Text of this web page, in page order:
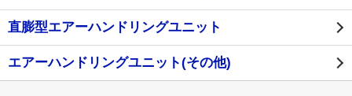
直膨型エアーハンドリングユニット
エアーハンドリングユニット(その他)